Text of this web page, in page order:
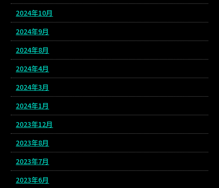
2024年10月
2024年9月
2024年8月
2024年4月
2024年3月
2024年1月
2023年12月
2023年8月
2023年7月
2023年6月